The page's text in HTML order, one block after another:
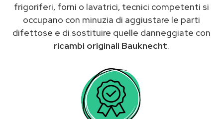
frigoriferi, forni o lavatrici, tecnici competenti si
occupano con minuzia di aggiustare le parti
difettose e di sostituire quelle danneggiate con
ricambi originali Bauknecht.